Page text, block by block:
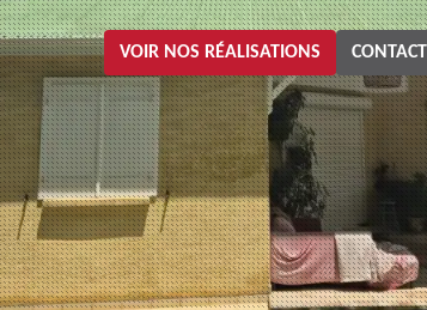
VOIR NOS RÉALISATIONS